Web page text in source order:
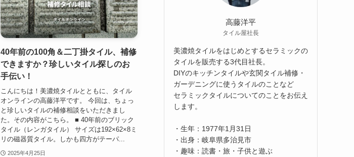
40年前の100角＆二丁掛タイル、補修
できますか？珍しいタイル探しのお
手伝い！
こんにちは！美濃焼タイルとともに、タイル
オンラインの高藤洋平です。 今回は、ちょっ
と珍しいタイルの補修相談をいただきまし
た。その内容がこちら。 ■ 40年前のブリック
タイル（レンガタイル） サイズは192×62×8ミ
リの磁器質タイル。しかも四方がテーパ...
2025年4月25日
高藤洋平
タイル屋社長
美濃焼タイルをはじめとするセラミックの
タイルを販売する3代目社長。
DIYのキッチンタイルや玄関タイル補修・
ガーデニングに使うタイルのことなど
セラミックタイルについてのことをお伝え
します。
・生年：1977年1月31日
・出身：岐阜県多治見市
・趣味：読書・旅・子供と遊ぶ